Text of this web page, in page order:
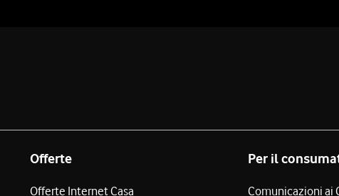
Offerte
Offerte Internet Casa
Per il
Comunicazioni ai